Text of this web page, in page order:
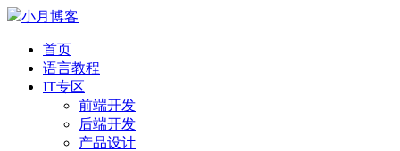
小月博客
首页
语言教程
IT专区
前端开发
后端开发
产品设计